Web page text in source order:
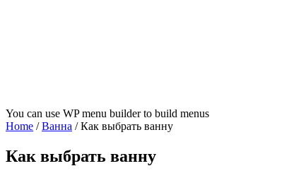
You can use WP menu builder to build menus
Home /Ванна /Как выбрать ванну
Как выбрать ванну